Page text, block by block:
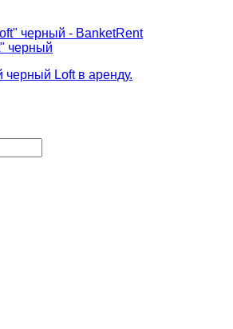
черный
черный Loft в аренду.